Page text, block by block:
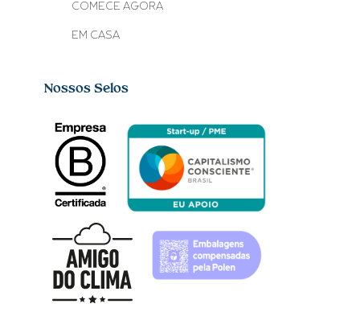
COMECE AGORA
EM CASA
Nossos Selos